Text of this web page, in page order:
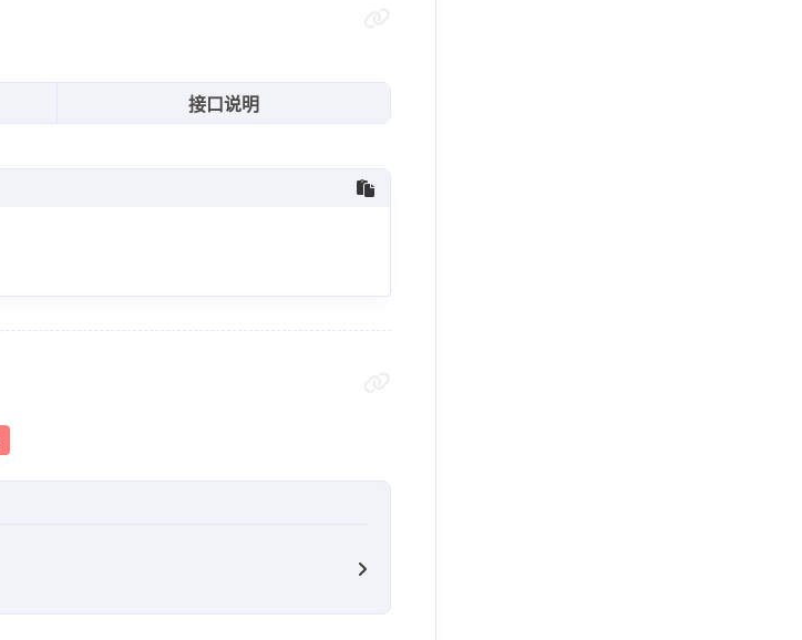
接口说明